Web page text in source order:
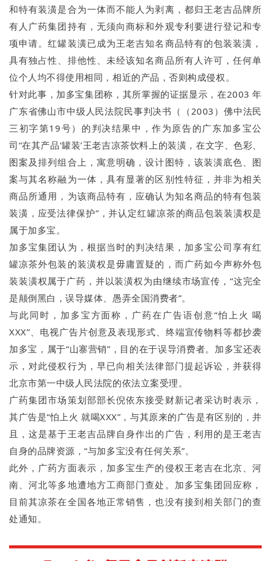
和特有装潢是合为一体而不能人为剥离，都归王老吉品牌所
有人广药集团持有，无须向商标和外观专利要进行登记和专
项申请。红罐装潢已成为王老吉知名商品特有的包装装潢，
具有独占性、排他性、未经该知名商品所有人许可，任何单
位个人均不得使用相同，相近的产品，否则构成侵权。
针对此事，加多宝集团称，其所掌握的证据显示，在2003 年
广东省佛山市中级人民法院民事判决书（（2003）佛中法民
三初字第19号）的判决结果中，作为原告的广东加多宝公
司“在其产品‘罐装’王老吉凉茶饮料上的装潢，在文字、色彩、
图案及排列组合上，寓意明确，设计图特，该装潢底色、图
案与其名称融为一体，具有显著的区别性特征，并非为相关
商品所通用，为该商品特有，应确认为知名商品的特有包装
装潢，应受法律保护”，并认定红罐凉茶的商品包装装潢权是
属于加多宝。
加多宝集团认为，根据当时的判决结果，加多宝公司享有红
罐凉茶外包装的装潢权是毋庸置疑的，而广药如今声称外包
装装潢权属于广药，并以装潢权为由继续市场宣传，“这完全
是颠倒黑白，误导媒体、愚弄全国消费者”。
与此同时，加多宝方面称，广药在广告语创意“怕上火 喝
XXX”、电视广告片创意及表现形式、终端宣传物料等都抄袭
加多宝，属于“山寨营销”，目的在于误导消费者。加多宝还表
示，对此侵权行为，早已向相关法律部门提起诉讼，并获得
北京市第一中级人民法院的依法立案受理。
广药集团市场策划部部长倪依东接受财新记者采访时表示，
其广告是“怕上火 就喝XXX”，与其原来的广告是有区别的，并
且，这是基于王老吉品牌自身作出的广告，利用的是王老吉
自身的品牌资源，“与加多宝没有任何关系”。
此外，广药方面表示，加多宝生产的侵权王老吉在北京、河
南、河北等多地遭地方工商部门查处。加多宝集团回应称，
目前其凉茶在全国各地正常销售，也没有接到相关部门的查
处通知。